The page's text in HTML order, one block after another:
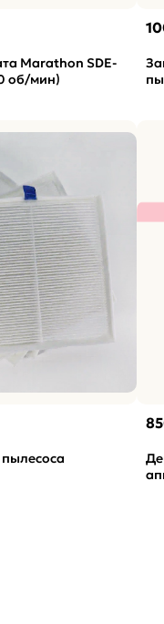
Marathon SDE-
об/мин)